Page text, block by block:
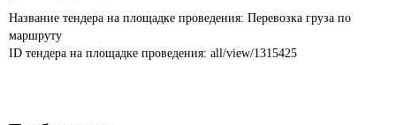
Название тендера на площадке проведения: Перевозка груза по
маршруту
ID тендера на площадке проведения: all/view/1315425